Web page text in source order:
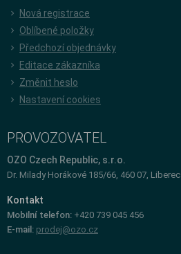
Nová registrace
Oblíbené položky
Předchozí objednávky
Editace zákazníka
Změnit heslo
Nastavení cookies
PROVOZOVATEL
OZO Czech Republic, s.r.o.
Dr. Milady Horákové 185/66, 460 07, Liberec
Kontakt
Mobilní telefon: +420 739 045 456
E-mail: prodej@ozo.cz